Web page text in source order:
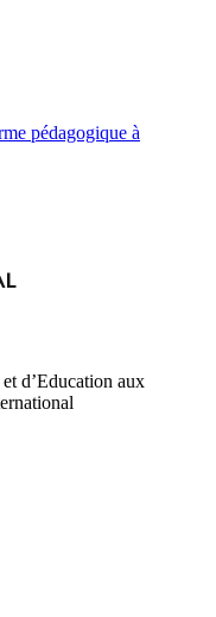
pédagogique à
d’Education aux